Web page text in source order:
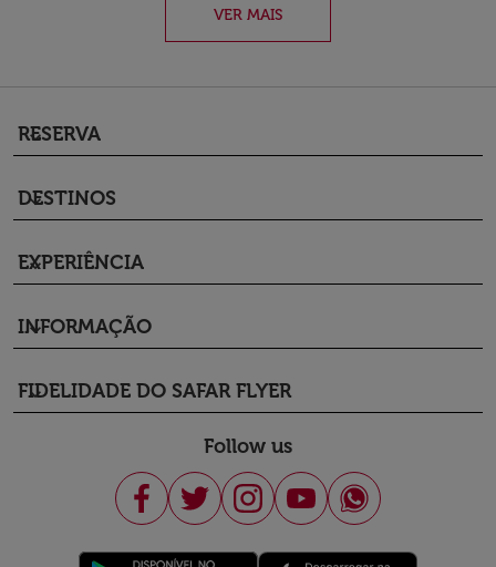
VER MAIS
RESERVA
keyboard_arrow_down
DESTINOS
keyboard_arrow_down
EXPERIÊNCIA
keyboard_arrow_down
INFORMAÇÃO
keyboard_arrow_down
FIDELIDADE DO SAFAR FLYER
keyboard_arrow_down
Follow us